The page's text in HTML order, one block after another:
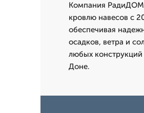
Компания
кровлю навесов с
обеспечивая
осадков, ветра и
любых
Доне.